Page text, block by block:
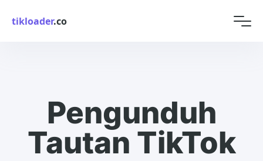
tikloader.co
Pengunduh
Tautan TikTok